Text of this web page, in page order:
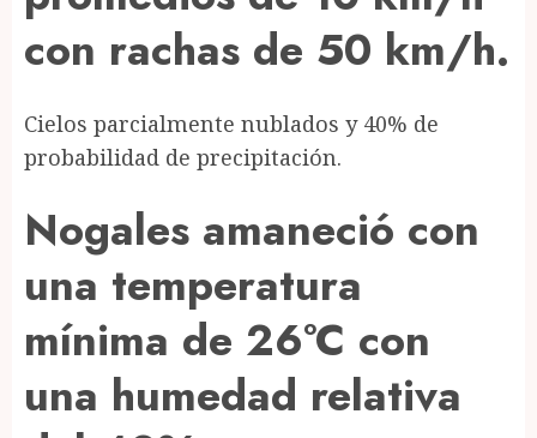
con rachas de 50 km/h.
Cielos parcialmente nublados y 40% de
probabilidad de precipitación.
Nogales amaneció con
una temperatura
mínima de 26°C con
una humedad relativa